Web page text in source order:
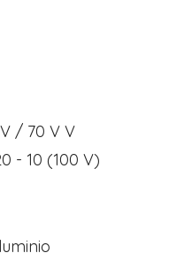
/ 70 V V
- 10 (100 V)